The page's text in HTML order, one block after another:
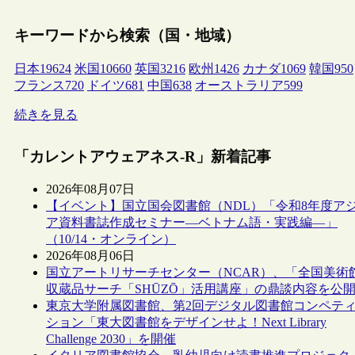
キーワードから検索（国・地域）
日本19624 米国 10660 英国3216 欧州 1426 カナダ1069 韓国950
フランス720 ドイツ681 中国638 オーストラリア599
続きを見る
「カレントアウェアネス-R」新着記事
2026年08月07日
【イベント】国立国会図書館（NDL）「令和8年度ア
ア資料書誌作成セミナー―ベトナム語・実践編―」
（10/14・オンライン）
2026年08月06日
国立アートリサーチセンター（NCAR）、「全国美術
収蔵品サーチ「SHŪZŌ」活用講座」の鼎談内容を公開
東京大学附属図書館、第2回デジタル図書館コンペティ
ション「東大図書館をデザインせよ！Next Library
Challenge 2030」を開催